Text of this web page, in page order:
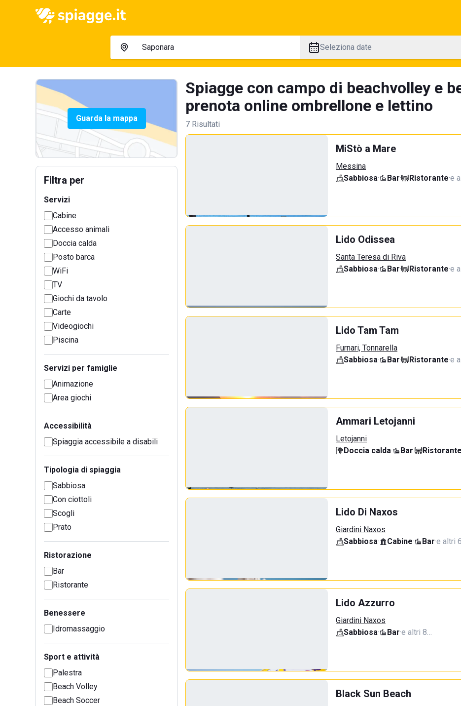
Seleziona date
Guarda la mappa
Filtra per
Servizi
Cabine
Accesso animali
Doccia calda
Posto barca
WiFi
TV
Giochi da tavolo
Carte
Videogiochi
Piscina
Servizi per famiglie
Animazione
Area giochi
Accessibilità
Spiaggia accessibile a disabili
Tipologia di spiaggia
Sabbiosa
Con ciottoli
Scogli
Prato
Ristorazione
Bar
Ristorante
Benessere
Idromassaggio
Sport e attività
Palestra
Beach Volley
Beach Soccer
Spiagge con campo di beachvolley e
prenota online ombrellone e lettino
7 Risultati
MiStò a Mare
Messina
Sabbiosa· Bar· Ristorante·e
Lido Odissea
Santa Teresa di Riva
Sabbiosa· Bar· Ristorante·e
Lido Tam Tam
Furnari, Tonnarella
Sabbiosa· Bar· Ristorante·e
Ammari Letojanni
Letojanni
Doccia calda· Bar· Ristorante
Lido Di Naxos
Giardini Naxos
Sabbiosa· Cabine· Bar·e altri
Lido Azzurro
Giardini Naxos
Sabbiosa· Bar·e altri 8…
Black Sun Beach